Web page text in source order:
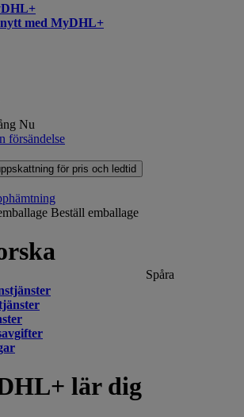
med MyDHL+
Nu
försändelse
för pris och ledtid
Beställ emballage
lär dig
Spåra